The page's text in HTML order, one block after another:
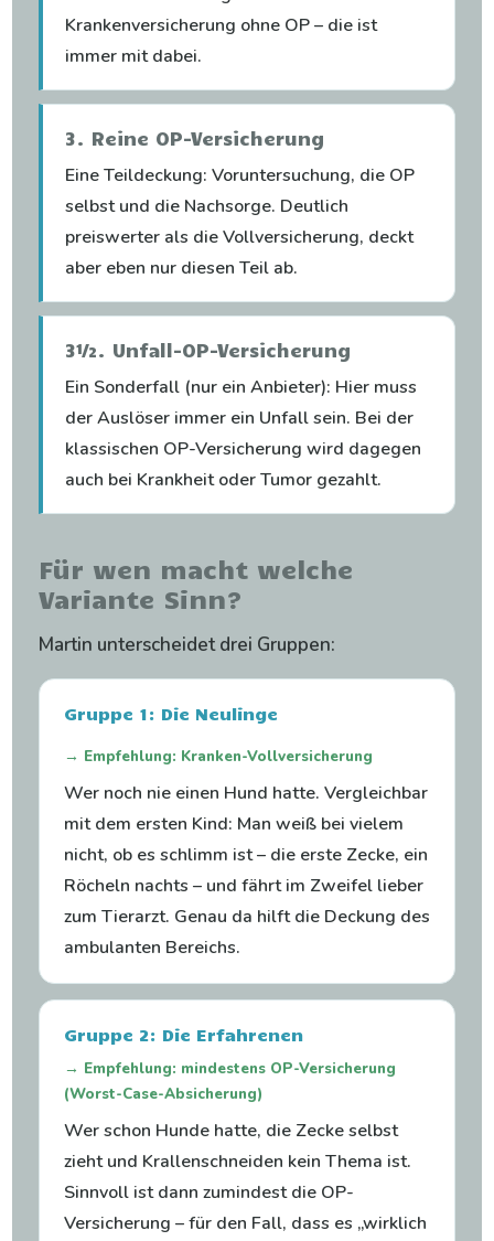
Krankenversicherung ohne OP – die ist
immer mit dabei.
3. Reine OP-Versicherung
Eine Teildeckung: Voruntersuchung, die OP
selbst und die Nachsorge. Deutlich
preiswerter als die Vollversicherung, deckt
aber eben nur diesen Teil ab.
3½. Unfall-OP-Versicherung
Ein Sonderfall (nur ein Anbieter): Hier muss
der Auslöser immer ein Unfall sein. Bei der
klassischen OP-Versicherung wird dagegen
auch bei Krankheit oder Tumor gezahlt.
Für wen macht welche
Variante Sinn?
Martin unterscheidet drei Gruppen:
Gruppe 1: Die Neulinge
→ Empfehlung: Kranken-Vollversicherung
Wer noch nie einen Hund hatte. Vergleichbar
mit dem ersten Kind: Man weiß bei vielem
nicht, ob es schlimm ist – die erste Zecke, ein
Röcheln nachts – und fährt im Zweifel lieber
zum Tierarzt. Genau da hilft die Deckung des
ambulanten Bereichs.
Gruppe 2: Die Erfahrenen
→ Empfehlung: mindestens OP-Versicherung
(Worst-Case-Absicherung)
Wer schon Hunde hatte, die Zecke selbst
zieht und Krallenschneiden kein Thema ist.
Sinnvoll ist dann zumindest die OP-
Versicherung – für den Fall, dass es „wirklich